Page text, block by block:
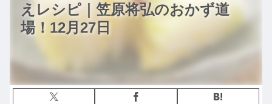
えレシピ｜笠原将弘のおかず道
場！12月27日